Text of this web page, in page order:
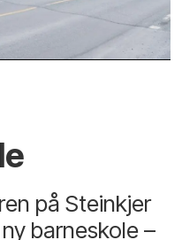
på Steinkjer
barneskole –